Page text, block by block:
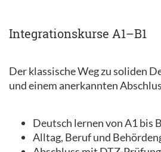
Integrationskurse A1–B1
Der klassische Weg zu soliden
und einem anerkannten
Deutsch lernen von A1 bis
Alltag, Beruf und